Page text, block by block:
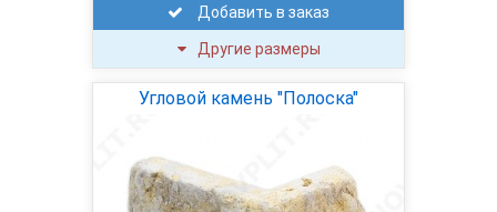
Добавить в заказ
Другие размеры
Угловой камень "Полоска"